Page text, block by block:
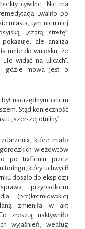
cywilne. Nie ma
„waliło po
miasta, tym niemniej
„szarą strefę”.
ale analiza
mnie do wniosku, że
widać na ulicach”,
gdzie mowa jest o
nadrzędnym celem
Stąd konieczność
„szerszej otuliny”.
które miało
wieżowców
po trafieniu przez
który uchwycił
doszło do eksplozji
przypadkiem
(pro)kremlowskiej
zmieniła w akt
zresztą uaktywniło
wyjaśnień, według